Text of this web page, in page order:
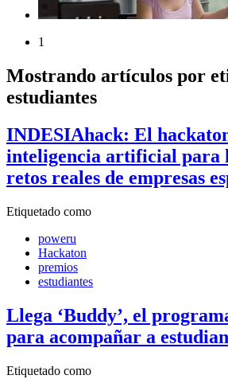
1
Mostrando artículos por
estudiantes
INDESIAhack: El
inteligencia artificial para
retos reales de empresas
Etiquetado como
poweru
Hackaton
premios
estudiantes
Llega ‘Buddy’, el
para acompañar a
Etiquetado como